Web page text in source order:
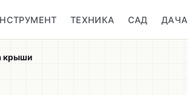
ТЕХНИКА САД ДАЧА
крыши